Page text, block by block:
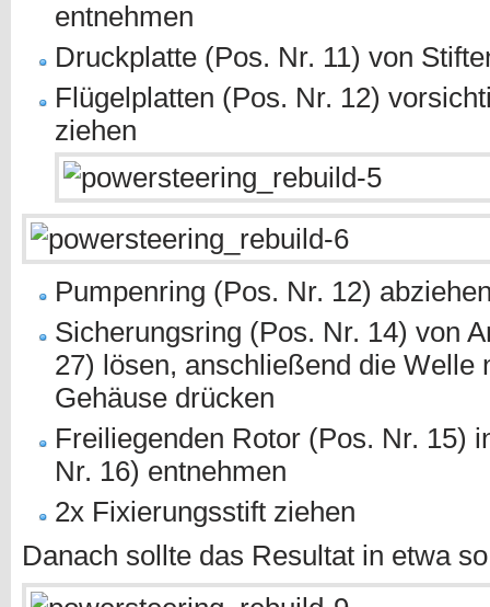
entnehmen
Druckplatte (Pos. Nr. 11) von
Flügelplatten (Pos. Nr. 12)
ziehen
Pumpenring (Pos. Nr. 12)
Sicherungsring (Pos. Nr. 14) von
27) lösen, anschließend die Welle
Gehäuse drücken
Freiliegenden Rotor (Pos. Nr. 15)
Nr. 16) entnehmen
2x Fixierungsstift ziehen
Danach sollte das Resultat in etwa